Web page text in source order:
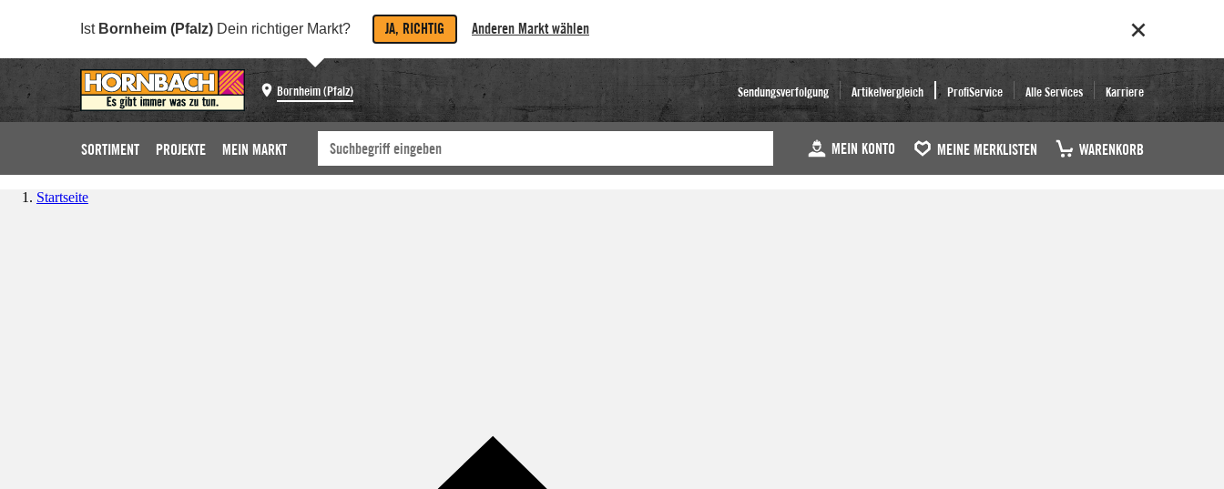
Ist Bornheim (Pfalz) Dein richtiger Markt? JA, RICHTIG Anderen Markt wählen
Bornheim (Pfalz) Sendungsverfolgung Artikelvergleich ProfiService Alle Services Karriere
SORTIMENT PROJEKTE MEIN MARKT MEIN KONTO MEINE MERKLISTEN WARENKORB
Startseite